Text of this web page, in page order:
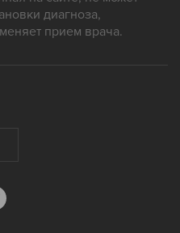
диагноза,
прием врача.